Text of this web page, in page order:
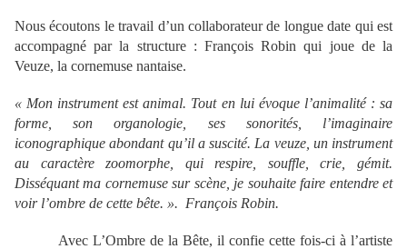
Nous écoutons le travail d’un collaborateur de longue date qui est
accompagné par la structure : François Robin qui joue de la
Veuze, la cornemuse nantaise.
« Mon instrument est animal. Tout en lui évoque l’animalité : sa
forme, son organologie, ses sonorités, l’imaginaire
iconographique abondant qu’il a suscité. La veuze, un instrument
au caractère zoomorphe, qui respire, souffle, crie, gémit.
Disséquant ma cornemuse sur scène, je souhaite faire entendre et
voir l’ombre de cette bête. ». François Robin.
Avec L’Ombre de la Bête, il confie cette fois-ci à l’artiste